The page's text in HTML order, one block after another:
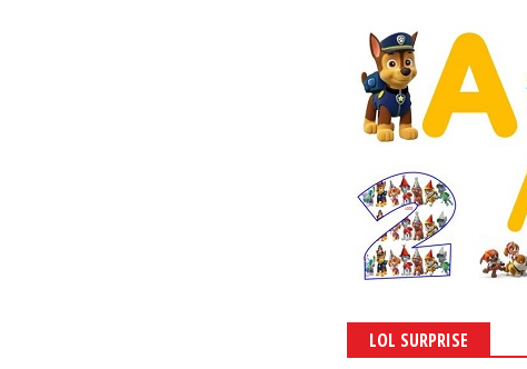
LOL SURPRISE